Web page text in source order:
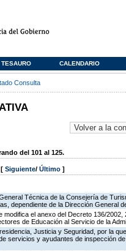
TESAURO CALENDARIO
Consulta
del 101 al 125.
[ Siguiente/ Último ]
Técnica de la Consejería de
dependiente de la Dirección General
modifica el anexo del Decreto 136/
de Educación al Servicio de la
Justicia y Seguridad, por la
servicios y ayudantes de inspección